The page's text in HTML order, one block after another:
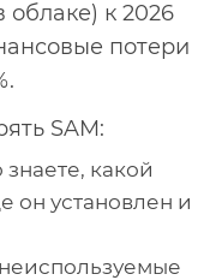
к 2026
потери
SAM:
какой
он установлен и